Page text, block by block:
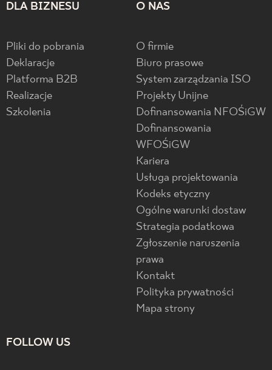
DLA BIZNESU
Pliki do pobrania
Deklaracje
Platforma B2B
Realizacje
Szkolenia
O NAS
O firmie
Biuro prasowe
System zarządzania ISO
Projekty Unijne
Dofinansowania NFOŚiGW
Dofinansowania
WFOŚiGW
Kariera
Usługa projektowania
Kodeks etyczny
Ogólne warunki dostaw
Strategia podatkowa
Zgłoszenie naruszenia
prawa
Kontakt
Polityka prywatności
Mapa strony
FOLLOW US